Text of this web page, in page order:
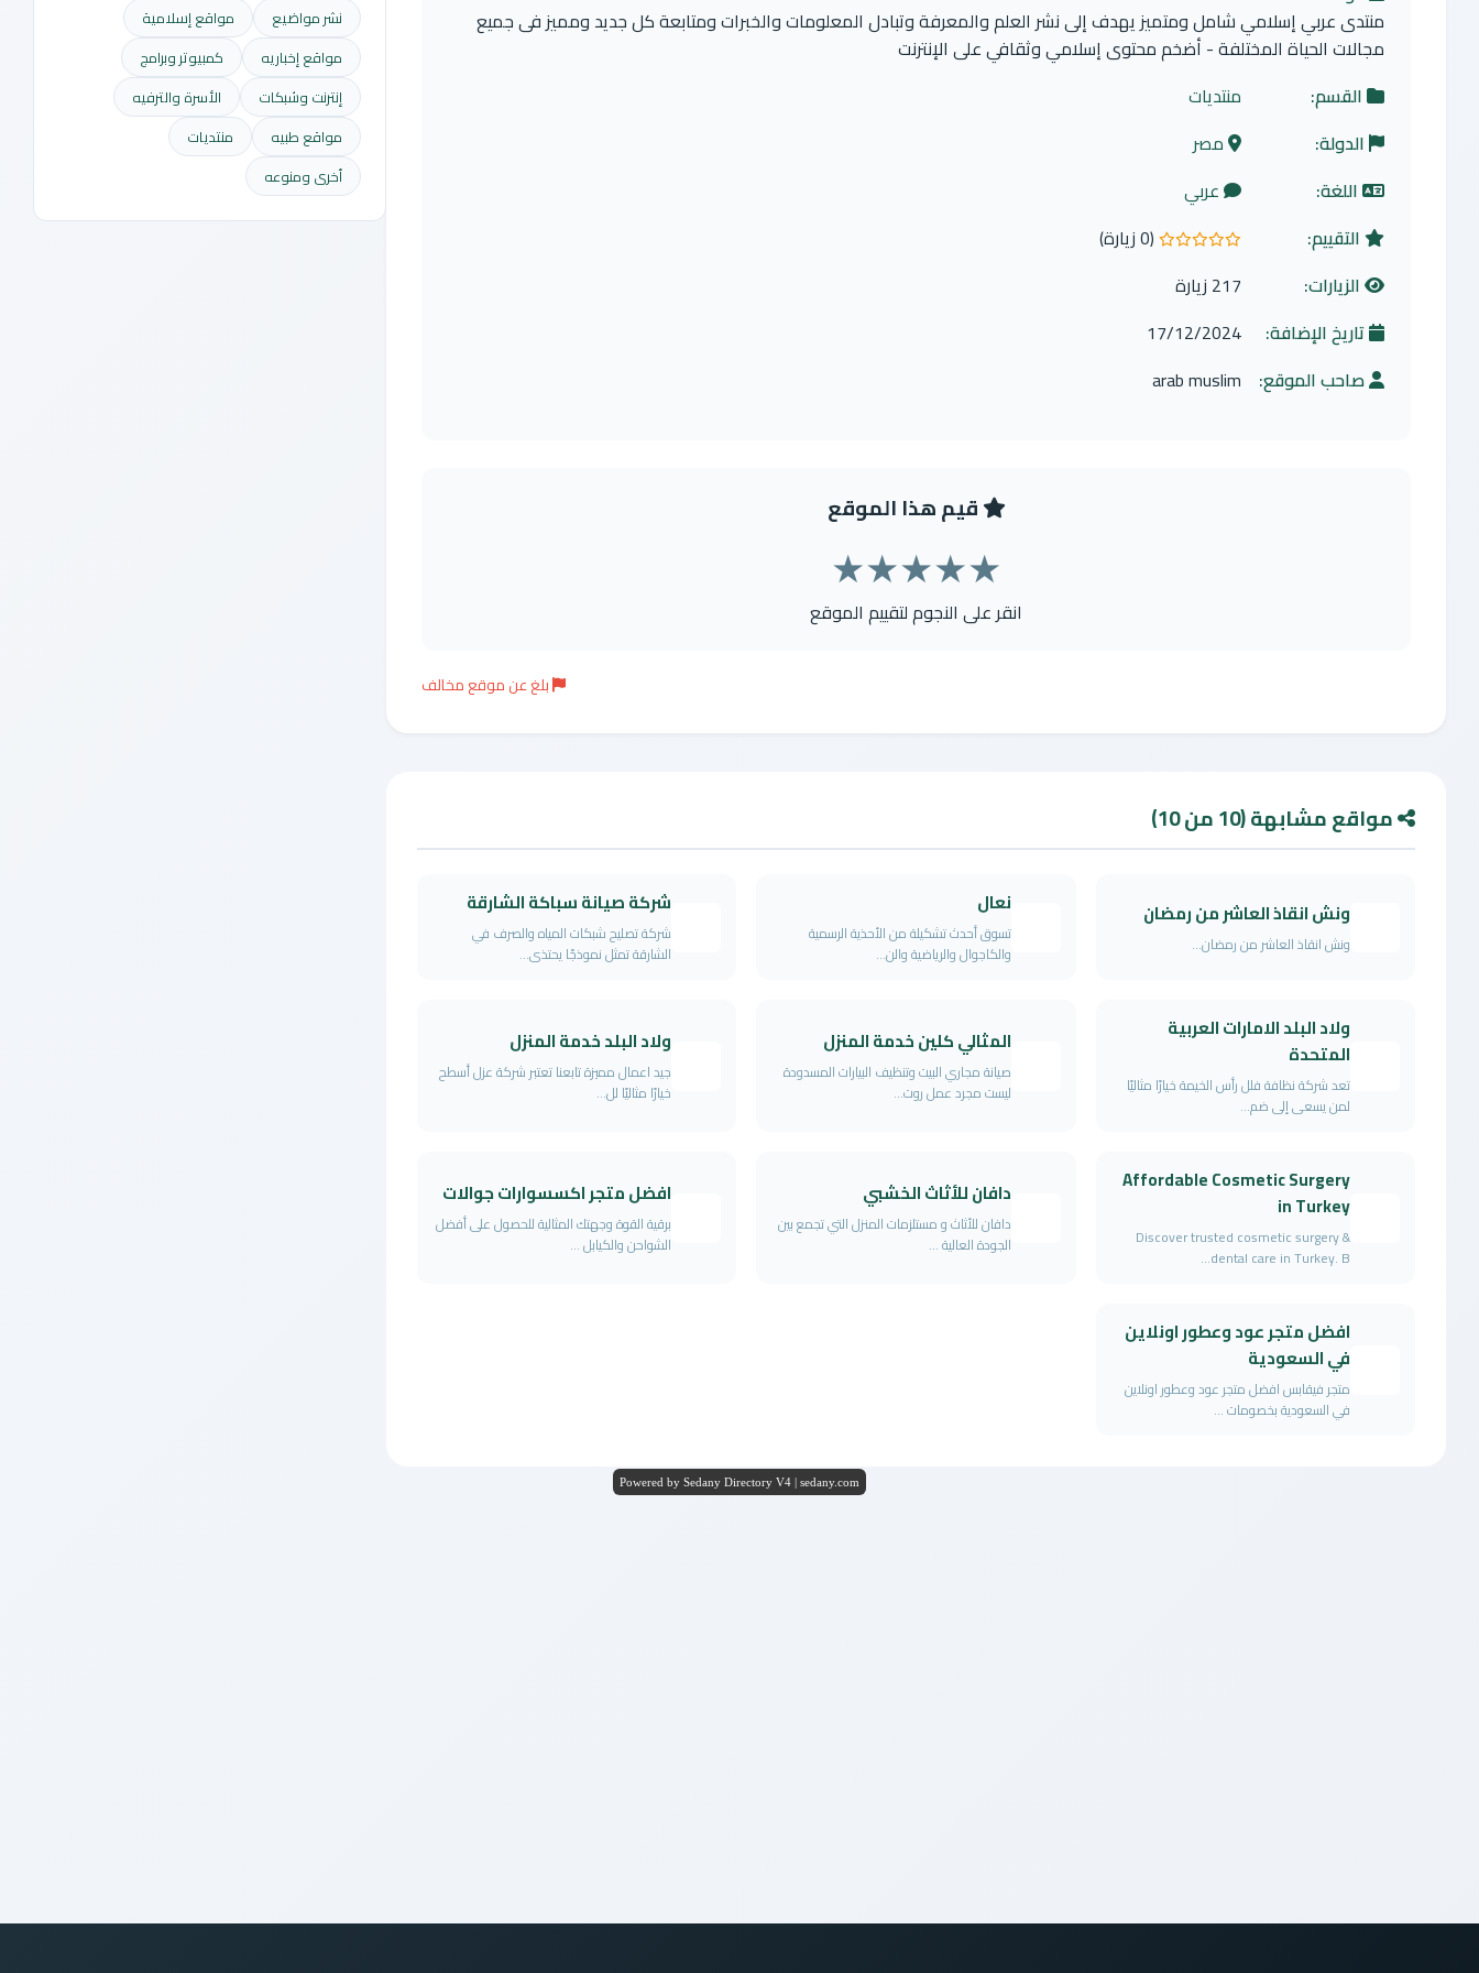
منتدى عربي إسلامي شامل ومتميز يهدف إلى نشر العلم والمعرفة وتبادل المعلومات والخبرات ومتابعة كل جديد ومميز فى جميع
مجالات الحياة المختلفة - أضخم محتوى إسلامي وثقافي على الإنترنت
القسم:
منتديات
الدولة:
مصر
اللغة:
عربي
التقييم:
0.0 من 5 نجوم
(0 زيارة)
الزيارات:
217 زيارة
تاريخ الإضافة:
17/12/2024
صاحب الموقع: arab muslim
قيم هذا الموقع
★
★
★
★
★
انقر على النجوم لتقييم الموقع
بلغ عن موقع مخالف
مواقع مشابهة (10 من 10)
ونش انقاذ العاشر من رمضان
ونش انقاذ العاشر من رمضان...
نعال
تسوق أحدث تشكيلة من الأحذية الرسمية
والكاجوال والرياضية والن...
شركة صيانة سباكة الشارقة
شركة تصليح شبكات المياه والصرف في
الشارقة تمثل نموذجًا يحتذى...
ولاد البلد الامارات العربية
المتحدة
تعد شركة نظافة فلل رأس الخيمة خيارًا مثاليًا
لمن يسعى إلى ضم...
المثالي كلين خدمة المنزل
صيانة مجاري البيت وتنظيف البيارات المسدودة
ليست مجرد عمل روت...
ولاد البلد خدمة المنزل
جيد اعمال مميزة تابعنا تعتبر شركة عزل أسطح
خيارًا مثاليًا لل...
Affordable Cosmetic Surgery
in Turkey
Discover trusted cosmetic surgery &
dental care in Turkey. B...
دافان للأثاث الخشبي
دافان للأثاث و مستلزمات المنزل التي تجمع بين
الجودة العالية ...
افضل متجر اكسسوارات جوالات
برقية القوة وجهتك المثالية للحصول على أفضل
الشواحن والكيابل ...
افضل متجر عود وعطور اونلاين
في السعودية
متجر فيقابس افضل متجر عود وعطور اونلاين
في السعودية بخصومات ...
نشر مواضيع
مواقع إسلامية
مواقع إخباريه
كمبيوتر وبرامج
إنترنت وشبكات
الأسرة والترفيه
مواقع طبيه
منتديات
أخرى ومنوعه
Powered by Sedany Directory V4 | sedany.com